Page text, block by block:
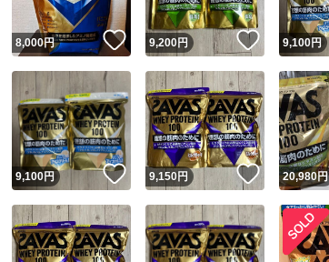
いいね！
8,000円 いいね！
9,200円 いいね！
9,100円
いいね！
9,100円 いいね！
9,150円 いいね！
20,980円